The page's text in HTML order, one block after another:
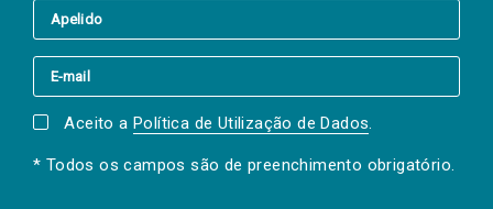
Aceito a Política de Utilização de Dados.
* Todos os campos são de preenchimento obrigatório.